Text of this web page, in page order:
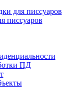
для писсуаров
писсуаров
ПД